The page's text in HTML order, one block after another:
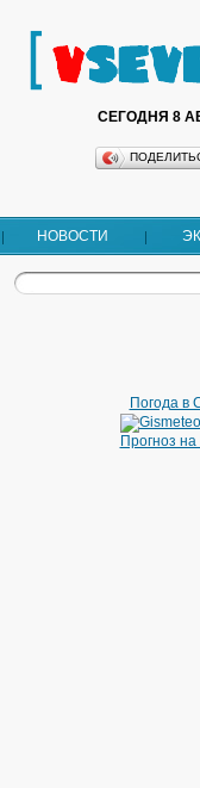
СЕГОДНЯ 8
НОВОСТИ
Погода в
Прогноз